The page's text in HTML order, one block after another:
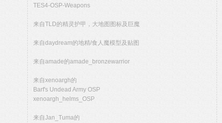
TES4-OSP-Weapons
来自TLD的精灵护甲，大地图图标及巨魔
来自daydream的地精/食人魔模型及贴图
来自amade的amade_bronzewarrior
来自xenoargh的
Barf's Undead Army OSP
xenoargh_helms_OSP
来自Jan_Tuma的